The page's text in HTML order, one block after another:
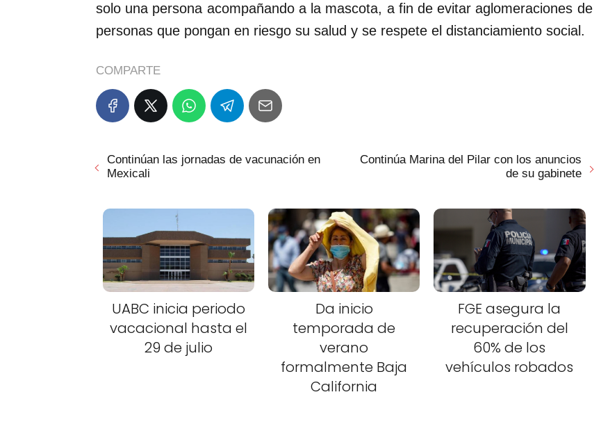
solo una persona acompañando a la mascota, a fin de evitar aglomeraciones de
personas que pongan en riesgo su salud y se respete el distanciamiento social.
COMPARTE
Continúan las jornadas de vacunación en
Mexicali
Continúa Marina del Pilar con los anuncios
de su gabinete
UABC inicia periodo
vacacional hasta el
29 de julio
Da inicio
temporada de
verano
formalmente Baja
California
FGE asegura la
recuperación del
60% de los
vehículos robados